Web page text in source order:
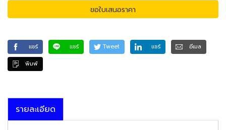
ขอใบเสนอราคา
แชร์ แชร์ Tweet แชร์
อีเมล
พิมพ์
รายละเอียด